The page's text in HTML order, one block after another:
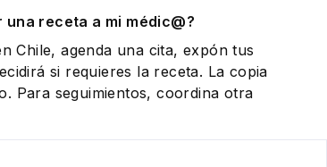
receta a mi médic@?
Chile, agenda una cita, expón tus
si requieres la receta. La copia
Para seguimientos, coordina otra